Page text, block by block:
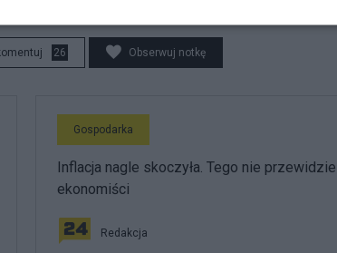
26 Obserwuj notkę
Gospodarka
Inflacja nagle skoczyła. Tego nie
ekonomiści
Redakcja